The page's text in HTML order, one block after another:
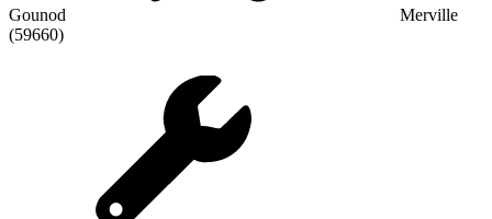
Gounod
Merville
(59660)